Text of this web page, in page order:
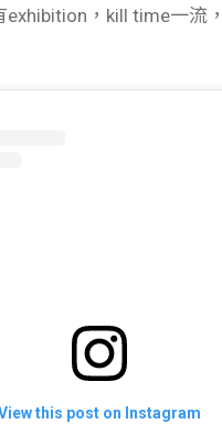
exhibition，kill time一流
this post on Instagram